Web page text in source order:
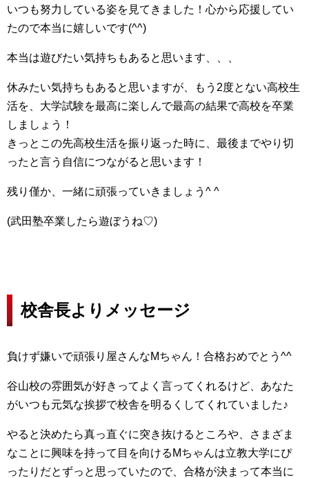
いつも努力している姿を見てきました！心から応援してい
たので本当に嬉しいです(^^)
本当は遊びたい気持ちもあると思います、、、
休みたい気持ちもあると思いますが、もう2度とない高校生
活を、大学試験を最高に楽しんで最高の結果で高校を卒業
しましょう！
きっとこの先高校生活を振り返った時に、最後までやり切
ったと言う自信につながると思います！
残り僅か、一緒に頑張っていきましょう^ ^
(武田塾卒業したら遊ぼうね♡)
校舎長よりメッセージ
負けず嫌いで頑張り屋さんなMちゃん！合格おめでとう^^
谷山校の雰囲気が好きってよく言ってくれるけど、あなた
がいつも元気な挨拶で校舎を明るくしてくれていました♪
やると決めたら真っ直ぐに突き抜けるところや、さまざま
なことに興味を持って目を向けるMちゃんは立教大学にぴ
ったりだとずっと思っていたので、合格が決まって本当に